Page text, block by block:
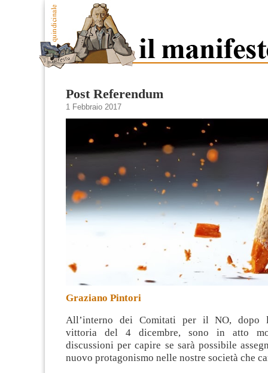
Post Referendum
1 Febbraio 2017
Graziano Pintori
All’interno dei Comitati per il NO, dopo
vittoria del 4 dicembre, sono in atto
discussioni per capire se sarà possibile
nuovo protagonismo nelle nostre società che